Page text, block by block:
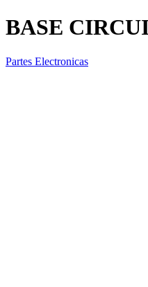
BASE
Partes Electronicas